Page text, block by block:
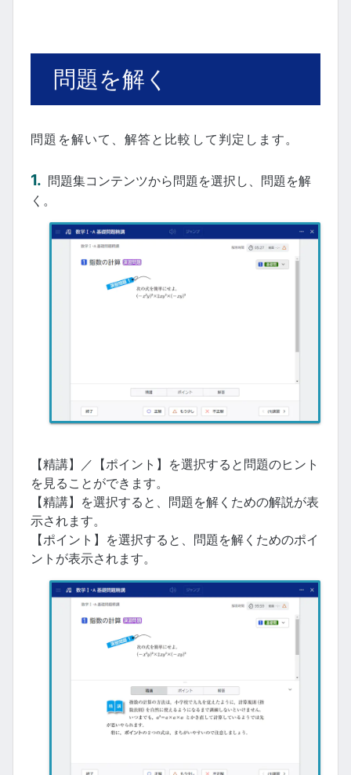
問題を解く
問題を解いて、解答と比較して判定します。
問題集コンテンツから問題を選択し、問題を解
く。
【精講】／【ポイント】を選択すると問題のヒント
を見ることができます。
【精講】を選択すると、問題を解くための解説が表
示されます。
【ポイント】を選択すると、問題を解くためのポイ
ントが表示されます。